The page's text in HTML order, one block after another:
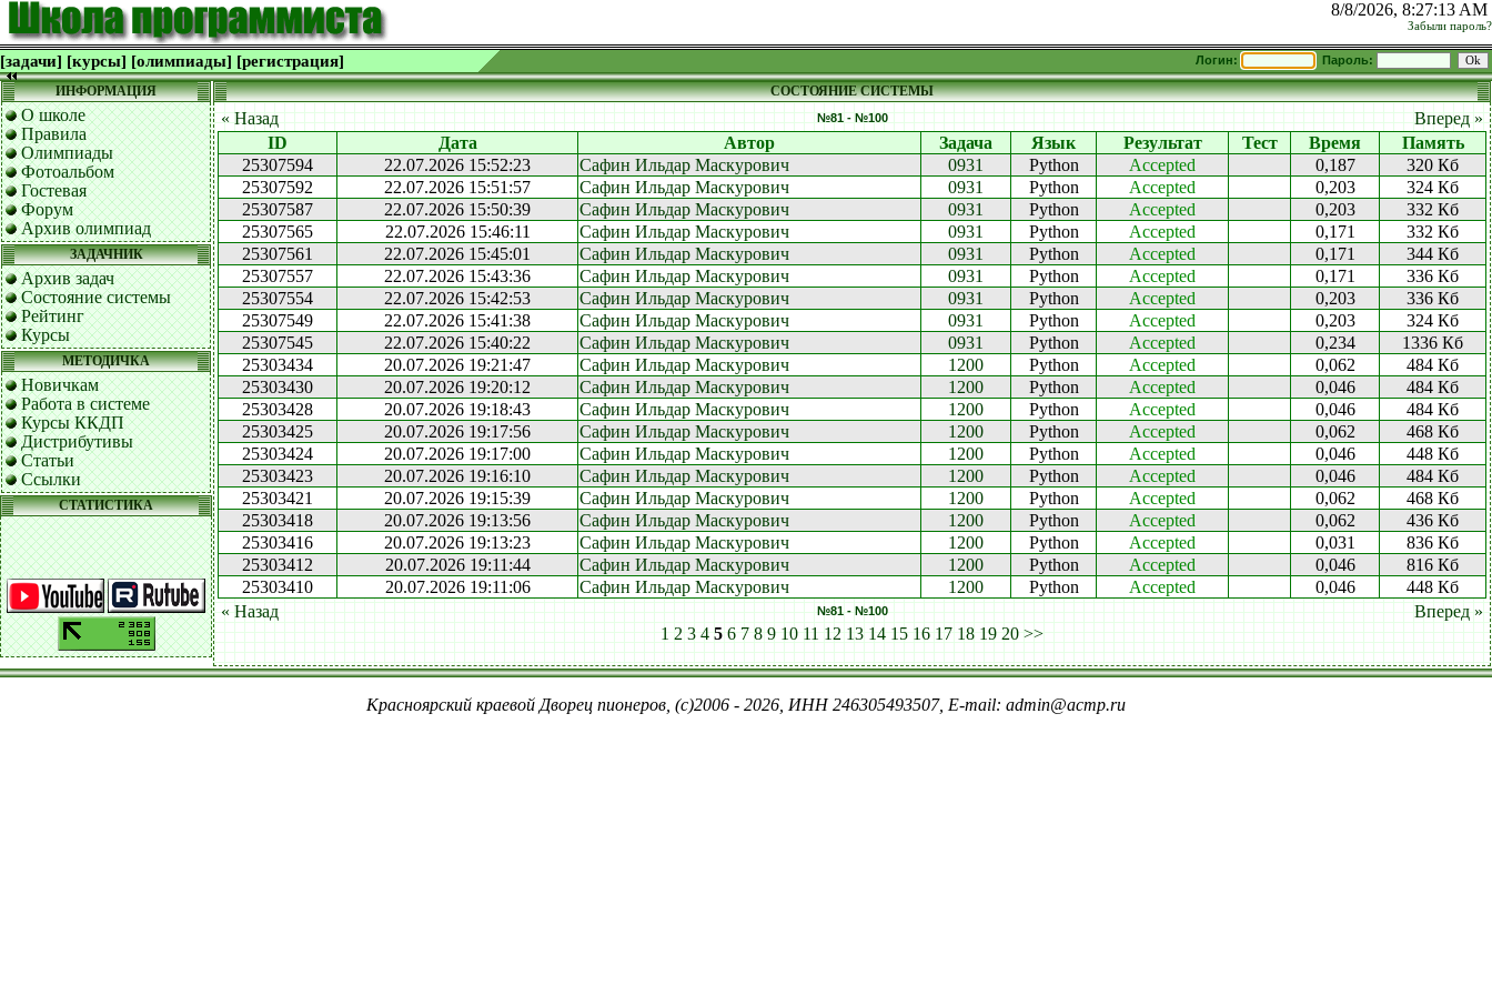
8/8/2026, 8:27:13 AM
Забыли пароль?
[задачи] [курсы] [олимпиады] [регистрация] Логин: Пароль:
ИНФОРМАЦИЯ
О школе
Правила
Олимпиады
Фотоальбом
Гостевая
Форум
Архив олимпиад
ЗАДАЧНИК
Архив задач
Состояние системы
Рейтинг
Курсы
МЕТОДИЧКА
Новичкам
Работа в системе
Курсы ККДП
Дистрибутивы
Статьи
Ссылки
СТАТИСТИКА
СОСТОЯНИЕ СИСТЕМЫ
« Назад №81 - №100
Вперед »
ID
Дата Автор Задача Язык Результат Тест Время
Память
25307594
22.07.2026 15:52:23 Сафин Ильдар Маскурович 0931 Python Accepted 0,187
320 Кб
25307592
22.07.2026 15:51:57 Сафин Ильдар Маскурович 0931 Python Accepted 0,203
324 Кб
25307587
22.07.2026 15:50:39 Сафин Ильдар Маскурович 0931 Python Accepted 0,203
332 Кб
25307565
22.07.2026 15:46:11 Сафин Ильдар Маскурович 0931 Python Accepted 0,171
332 Кб
25307561
22.07.2026 15:45:01 Сафин Ильдар Маскурович 0931 Python Accepted 0,171
344 Кб
25307557
22.07.2026 15:43:36 Сафин Ильдар Маскурович 0931 Python Accepted 0,171
336 Кб
25307554
22.07.2026 15:42:53 Сафин Ильдар Маскурович 0931 Python Accepted 0,203
336 Кб
25307549
22.07.2026 15:41:38 Сафин Ильдар Маскурович 0931 Python Accepted 0,203
324 Кб
25307545
22.07.2026 15:40:22 Сафин Ильдар Маскурович 0931 Python Accepted 0,234
1336 Кб
25303434
20.07.2026 19:21:47 Сафин Ильдар Маскурович 1200 Python Accepted 0,062
484 Кб
25303430
20.07.2026 19:20:12 Сафин Ильдар Маскурович 1200 Python Accepted 0,046
484 Кб
25303428
20.07.2026 19:18:43 Сафин Ильдар Маскурович 1200 Python Accepted 0,046
484 Кб
25303425
20.07.2026 19:17:56 Сафин Ильдар Маскурович 1200 Python Accepted 0,062
468 Кб
25303424
20.07.2026 19:17:00 Сафин Ильдар Маскурович 1200 Python Accepted 0,046
448 Кб
25303423
20.07.2026 19:16:10 Сафин Ильдар Маскурович 1200 Python Accepted 0,046
484 Кб
25303421
20.07.2026 19:15:39 Сафин Ильдар Маскурович 1200 Python Accepted 0,062
468 Кб
25303418
20.07.2026 19:13:56 Сафин Ильдар Маскурович 1200 Python Accepted 0,062
436 Кб
25303416
20.07.2026 19:13:23 Сафин Ильдар Маскурович 1200 Python Accepted 0,031
836 Кб
25303412
20.07.2026 19:11:44 Сафин Ильдар Маскурович 1200 Python Accepted 0,046
816 Кб
25303410
20.07.2026 19:11:06 Сафин Ильдар Маскурович 1200 Python Accepted 0,046
448 Кб
« Назад
№81 - №100
Вперед »
1 2 3 4 5 6 7 8 9 10 11 12 13 14 15 16 17 18 19 20 >>
Красноярский краевой Дворец пионеров, (c)2006 - 2026, ИНН 246305493507, E-mail: admin@acmp.ru